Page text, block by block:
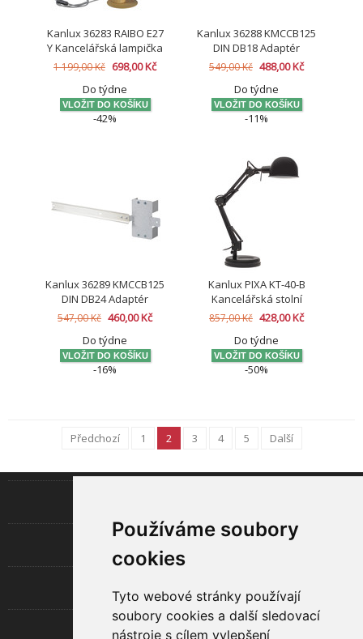
Používáme soubory
cookies
Tyto webové stránky používají
soubory cookies a další sledovací
nástroje s cílem vylepšení
Kanlux 36283 RAIBO E27
Y Kancelářská lampička
1 199,00 Kč 698,00 Kč
Do týdne
-42%
Kanlux 36288 KMCCB125
DIN DB18 Adaptér
549,00 Kč 488,00 Kč
Do týdne
-11%
Kanlux 36289 KMCCB125
DIN DB24 Adaptér
547,00 Kč 460,00 Kč
Do týdne
-16%
Kanlux PIXA KT-40-B
Kancelářská stolní
lampa
857,00 Kč 428,00 Kč
Do týdne
-50%
Předchozí 1 2 3 4 5 Další
UŽITEČNÉ
O SPOLEČNOSTI